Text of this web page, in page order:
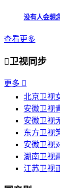
没有人会想
查看更多
卫视同步
更多 
北京卫视
安徽卫视
安徽卫视
东方卫视
安徽卫视
湖南卫视
江苏卫视